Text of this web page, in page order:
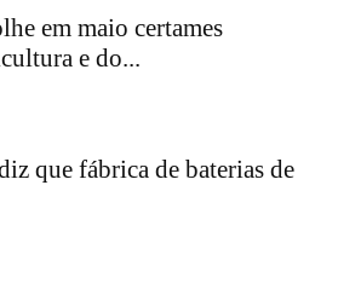
em maio certames
e do...
que fábrica de baterias de